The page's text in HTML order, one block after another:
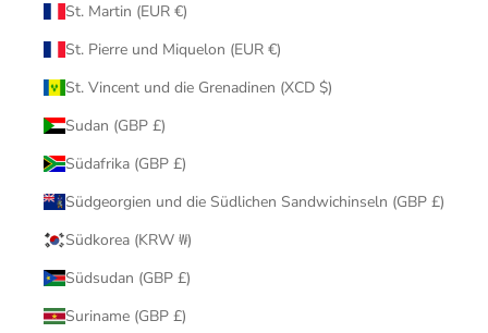
St. Martin (EUR €)
St. Pierre und Miquelon (EUR €)
St. Vincent und die Grenadinen (XCD $)
Sudan (GBP £)
Südafrika (GBP £)
Südgeorgien und die Südlichen Sandwichinseln (GBP £)
Südkorea (KRW ₩)
Südsudan (GBP £)
Suriname (GBP £)